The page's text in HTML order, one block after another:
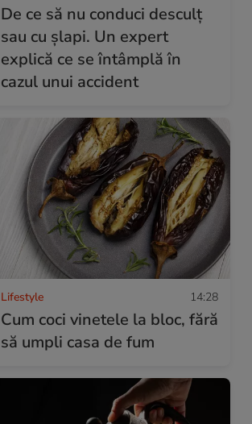
De ce să nu conduci desculț
sau cu șlapi. Un expert
explică ce se întâmplă în
cazul unui accident
Lifestyle 14:28
Cum coci vinetele la bloc, fără
să umpli casa de fum